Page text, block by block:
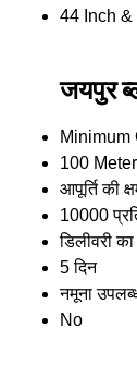
44 Inch
जयपुर
Minimum
100 Meter
आपूर्ति की
10000
डिलीवरी
5 दिन
नमूना
No